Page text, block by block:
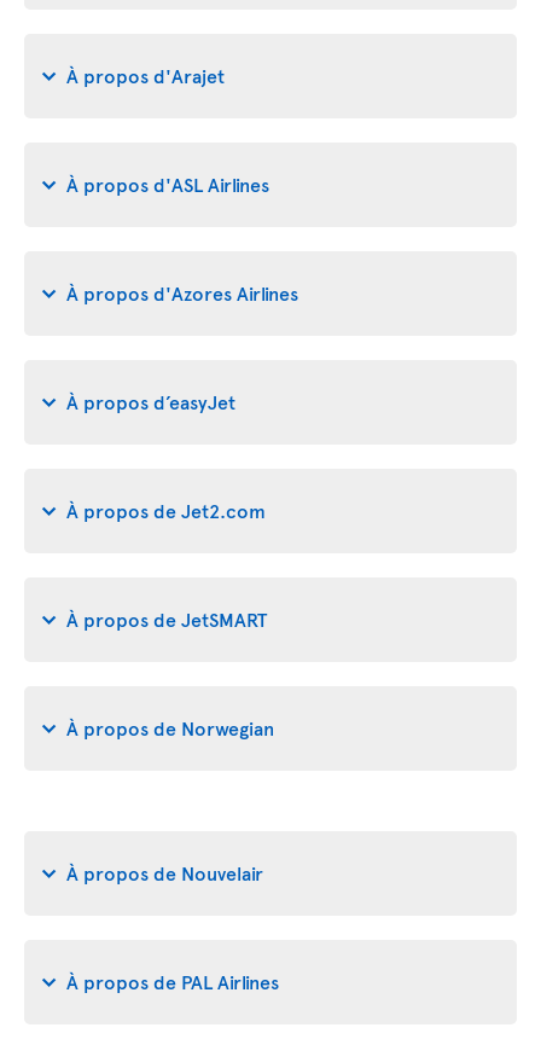
À propos d'Arajet
À propos d'ASL Airlines
À propos d'Azores Airlines
À propos d’easyJet
À propos de Jet2.com
À propos de JetSMART
À propos de Norwegian
À propos de Nouvelair
À propos de PAL Airlines